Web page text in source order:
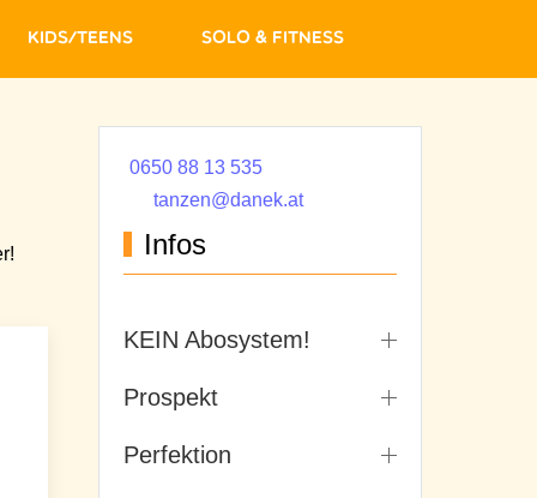
Kids/Teens Solo & Fitness
0650 88 13 535
tanzen@danek.at
Infos
KEIN Abosystem!
Prospekt
Perfektion